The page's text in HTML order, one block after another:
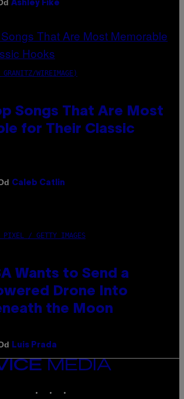
Ashley Fike
WIREIMAGE)
Songs That Are Most
for Their Classic
Caleb Catlin
PIXEL / GETTY IMAGES
Wants to Send a
Drone Into
the Moon
Luis Prada